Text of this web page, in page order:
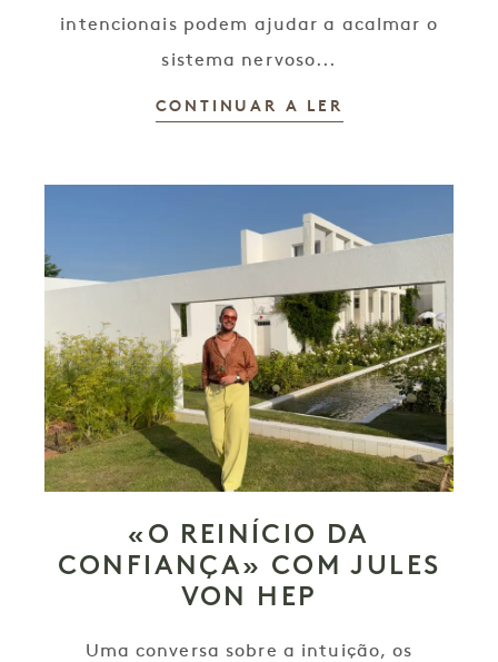
intencionais podem ajudar a acalmar o
sistema nervoso...
CONTINUAR A LER
«O REINÍCIO DA
CONFIANÇA» COM JULES
VON HEP
Uma conversa sobre a intuição, os